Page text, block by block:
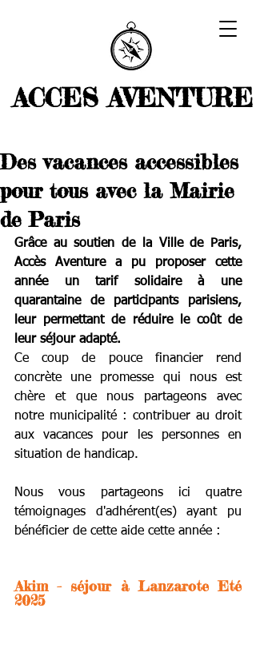
ACCES AVENTURE
Des vacances accessibles
pour tous avec la Mairie
de Paris
Grâce au soutien de la Ville de Paris,
Accès Aventure a pu proposer cette
année un tarif solidaire à une
quarantaine de participants parisiens,
leur permettant de réduire le coût de
leur séjour adapté.
Ce coup de pouce financier rend
concrète une promesse qui nous est
chère et que nous partageons avec
notre municipalité : contribuer au droit
aux vacances pour les personnes en
situation de handicap.
Nous vous partageons ici quatre
témoignages d'adhérent(es) ayant pu
bénéficier de cette aide cette année :
Akim - séjour à Lanzarote Eté
2025